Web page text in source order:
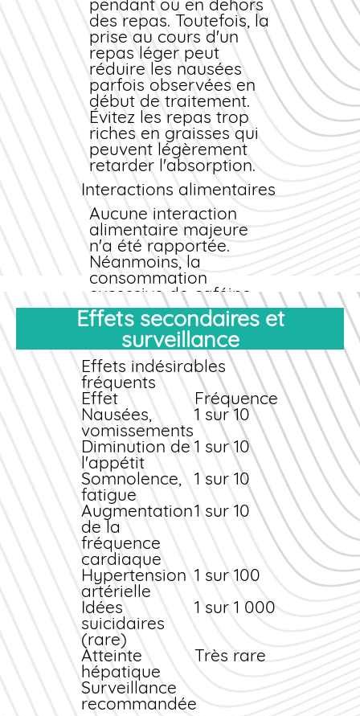
pendant ou en dehors
des repas. Toutefois, la
prise au cours d'un
repas léger peut
réduire les nausées
parfois observées en
début de traitement.
Évitez les repas trop
riches en graisses qui
peuvent légèrement
retarder l'absorption.
Interactions alimentaires
Aucune interaction
alimentaire majeure
n'a été rapportée.
Néanmoins, la
consommation
excessive de caféine
(café, thé, boissons
énergisantes) peut
potentialiser les effets
stimulants et accroître
la nervosité ou les
palpitations.
Hydratation
Maintenez une bonne
hydratation
quotidienne (1,5 à 2
litres d'eau par jour)
pour optimiser
l'élimination rénale du
médicament
les risques de
céphalées.
Effets secondaires et
surveillance
Effets indésirables
fréquents
Effet Fréquence
Nausées,
vomissements
1 sur 10
Diminution de
l'appétit
1 sur 10
Somnolence,
fatigue
1 sur 10
Augmentation
de la
fréquence
cardiaque
1 sur 10
Hypertension
artérielle
1 sur 100
Idées
suicidaires
(rare)
1 sur 1 000
Atteinte
hépatique
Très rare
Surveillance
recommandée